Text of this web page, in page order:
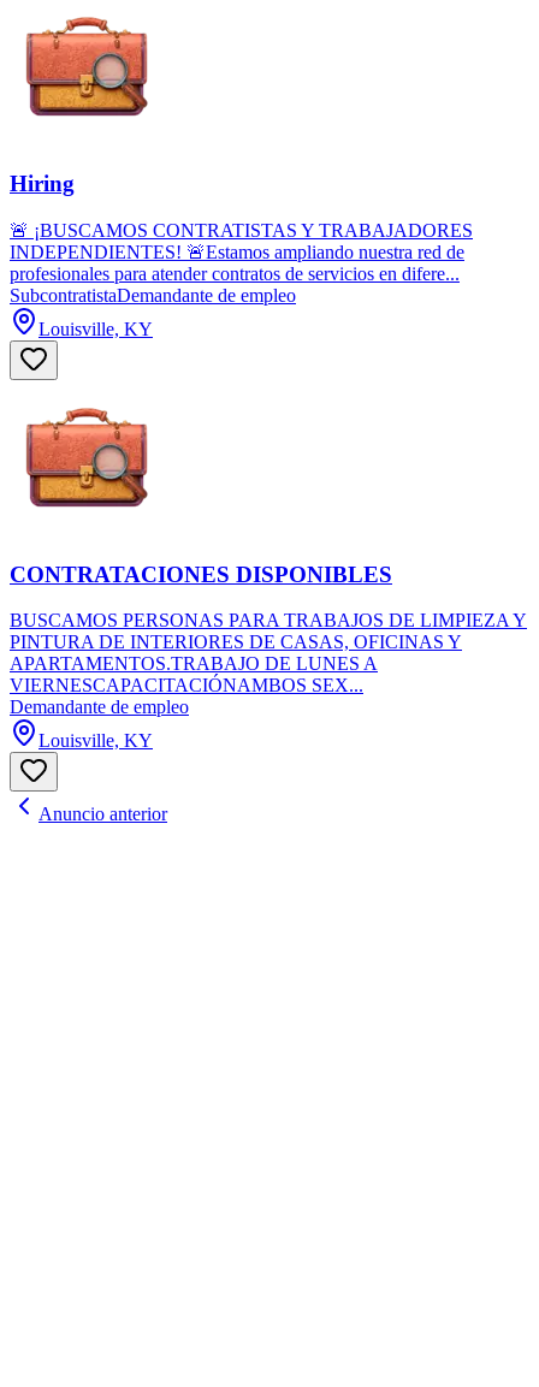
Hiring
🚨 ¡BUSCAMOS CONTRATISTAS Y TRABAJADORES
INDEPENDIENTES! 🚨Estamos ampliando nuestra red de
profesionales para atender contratos de servicios en difere...
SubcontratistaDemandante de empleo
Louisville, KY
CONTRATACIONES DISPONIBLES
BUSCAMOS PERSONAS PARA TRABAJOS DE LIMPIEZA Y
PINTURA DE INTERIORES DE CASAS, OFICINAS Y
APARTAMENTOS.TRABAJO DE LUNES A
VIERNESCAPACITACIÓNAMBOS SEX...
Demandante de empleo
Louisville, KY
Anuncio anterior